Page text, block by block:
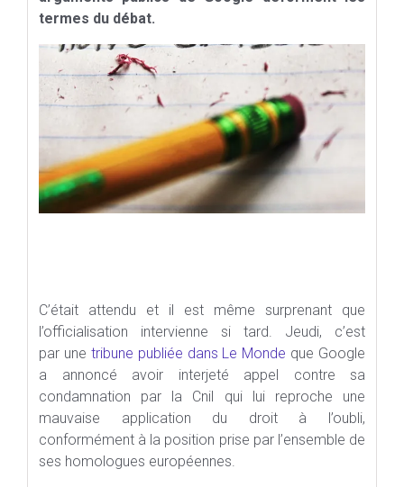
termes du débat.
C’était attendu et il est même surprenant que
l’officialisation intervienne si tard. Jeudi, c’est
par une tribune publiée dans Le Monde que Google
a annoncé avoir interjeté appel contre sa
condamnation par la Cnil qui lui reproche une
mauvaise application du droit à l’oubli,
conformément à la position prise par l’ensemble de
ses homologues européennes.